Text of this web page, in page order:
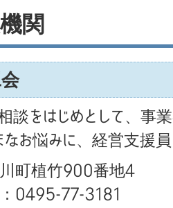
関
談をはじめとして、事
なお悩みに、経営支援
町植竹900番地4
0495-77-3181